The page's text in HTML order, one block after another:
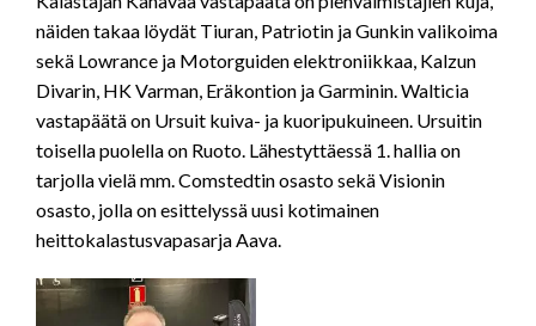
näiden takaa löydät Tiuran, Patriotin ja Gunkin valikoima
sekä Lowrance ja Motorguiden elektroniikkaa, Kalzun
Divarin, HK Varman, Eräkontion ja Garminin. Walticia
vastapäätä on Ursuit kuiva- ja kuoripukuineen. Ursuitin
toisella puolella on Ruoto. Lähestyttäessä 1. hallia on
tarjolla vielä mm. Comstedtin osasto sekä Visionin
osasto, jolla on esittelyssä uusi kotimainen
heittokalastusvapasarja Aava.